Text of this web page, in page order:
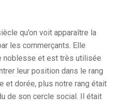
qu’on voit apparaître la
les commerçants. Elle
noblesse et est très utilisée
leur position dans le rang
et dorée, plus notre rang était
de son cercle social. Il était